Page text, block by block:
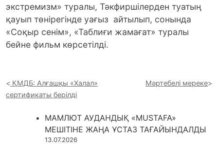
экстремизм» туралы, Тәкфиршілерден туатың
қауып төнірегінде уағыз айтылып, сонында
«Соқыр сенім», «Таблиғи жамағат» туралы
бейне фильм көрсетілді.
ҚМДБ: Алғашқы «Халал»
сертификаты берілді
Мәртебелі мереке
МАМЛЮТ АУДАНДЫҚ «MUSTAFA»
МЕШІТІНЕ ЖАҢА ҰСТАЗ ТАҒАЙЫНДАЛДЫ
13.07.2026